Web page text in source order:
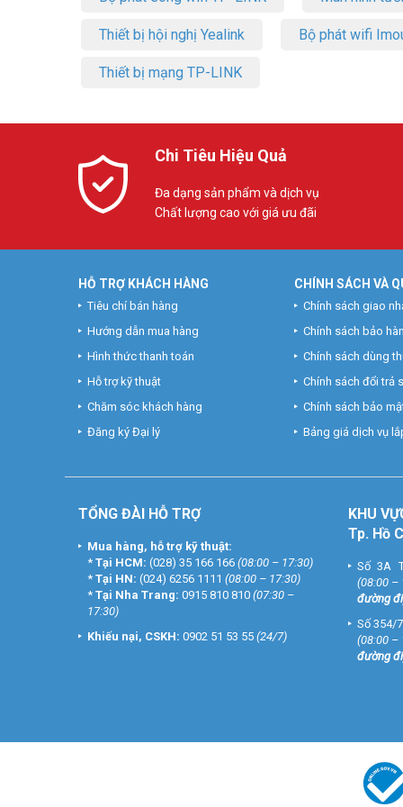
Thiết bị hội nghị Yealink Bộ phát wifi
Thiết bị mạng TP-LINK
Chi Tiêu Hiệu Quả
Đa dạng sản phẩm và dịch vụ
Chất lượng cao với giá ưu đãi
HỖ TRỢ KHÁCH HÀNG
Tiêu chí bán hàng
Hướng dẫn mua hàng
Hình thức thanh toán
Hỗ trợ kỹ thuật
Chăm sóc khách hàng
Đăng ký Đại lý
CHÍNH SÁCH VÀ
Chính sách giao
Chính sách bảo
Chính sách dùng
Chính sách đổi trả
Chính sách bảo
Bảng giá dịch vụ
TỔNG ĐÀI HỖ TRỢ
Mua hàng, hỗ trợ kỹ thuật:
* Tại HCM: (028) 35 166 166 (08:00 – 17:30)
* Tại HN: (024) 6256 1111 (08:00 – 17:30)
* Tại Nha Trang: 0915 810 810 (07:30 –
17:30)
Khiếu nại, CSKH: 0902 51 53 55 (24/7)
KHU
Tp. Hồ
Số 3A
(08:00 –
đường đi
Số 354/
(08:00 –
đường đi